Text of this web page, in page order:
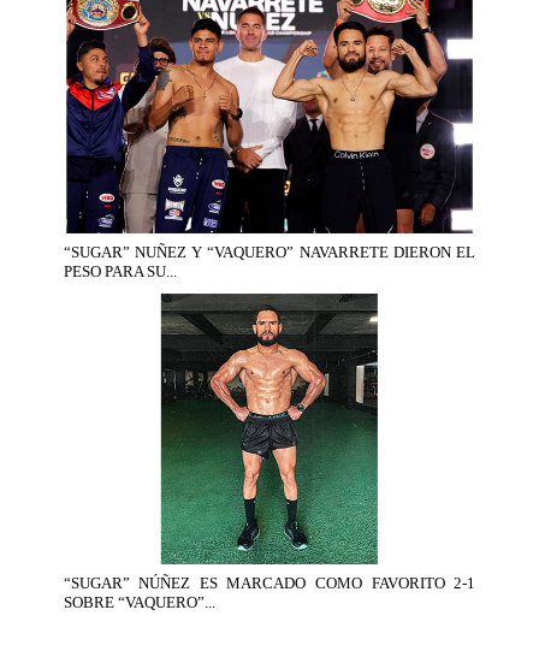
“SUGAR” NUÑEZ Y “VAQUERO” NAVARRETE DIERON EL
PESO PARA SU...
“SUGAR” NÚÑEZ ES MARCADO COMO FAVORITO 2-1
SOBRE “VAQUERO”...